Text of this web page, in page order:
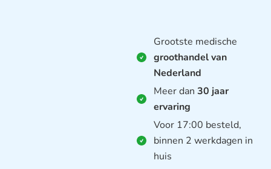
Grootste medische
groothandel van
Nederland
Meer dan 30 jaar
ervaring
Voor 17:00 besteld,
binnen 2 werkdagen in
huis